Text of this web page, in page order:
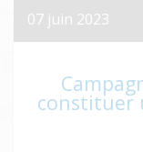
07 juin 2023
constituer